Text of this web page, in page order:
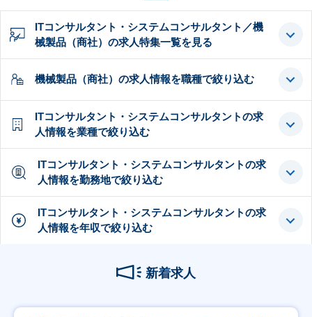
ITコンサルタント・システムコンサルタント／機
械製品（商社）の求人特集一覧を見る
機械製品（商社）の求人情報を職種で絞り込む
ITコンサルタント・システムコンサルタントの求
人情報を業種で絞り込む
ITコンサルタント・システムコンサルタントの求
人情報を勤務地で絞り込む
ITコンサルタント・システムコンサルタントの求
人情報を年収で絞り込む
新着求人